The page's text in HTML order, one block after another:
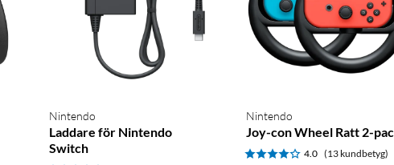
Nintendo
Laddare för Nintendo
Switch
Nintendo
Joy-con Wheel Ratt 2-
4.0 (13 kundbetyg)